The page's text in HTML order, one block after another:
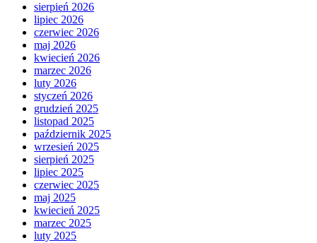
sierpień 2026
lipiec 2026
czerwiec 2026
maj 2026
kwiecień 2026
marzec 2026
luty 2026
styczeń 2026
grudzień 2025
listopad 2025
październik 2025
wrzesień 2025
sierpień 2025
lipiec 2025
czerwiec 2025
maj 2025
kwiecień 2025
marzec 2025
luty 2025